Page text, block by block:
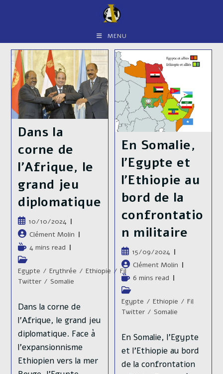
MENU
Dans la
corne de
l’Afrique, le
grand jeu
diplomatique
Publication
publiée :
10/10/2024
Auteur/autrice
de
la
publication :
Clément Molin
Temps
de
lecture :
4 mins read
Post
category:
Egypte / Erythrée / Ethiopie / Fil
Twitter / Somalie
Dans la corne de
l'Afrique, le grand jeu
diplomatique. Face à
l'expansionnisme
Ethiopien vers la mer
En Somalie,
l’Egypte et
l’Ethiopie au
bord de la
confrontatio
n militaire
Publication
publiée :
15/09/2024
Auteur/autrice
de
la
publication :
Clément Molin
Temps
de
lecture :
6 mins read
Post
category:
Egypte / Ethiopie / Fil
Twitter / Somalie
En Somalie, l'Egypte
et l'Ethiopie au bord
de la confrontation